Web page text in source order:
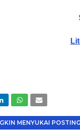
MENYUKAI